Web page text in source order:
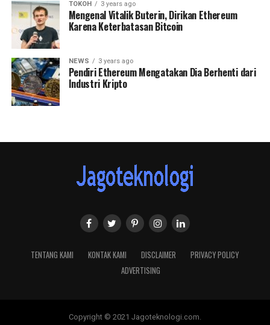
TOKOH 3 years ago
Mengenal Vitalik Buterin, Dirikan Ethereum
Karena Keterbatasan Bitcoin
NEWS 3 years ago
Pendiri Ethereum Mengatakan Dia Berhenti dari
Industri Kripto
TENTANG KAMI KONTAK KAMI DISCLAIMER
PRIVACY POLICY
ADVERTISING
Copyright © 2021 Jagoteknologi.com.